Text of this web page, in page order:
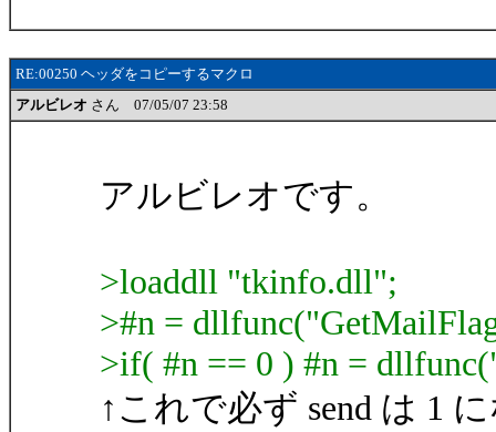
RE:00250 ヘッダをコピーするマクロ
アルビレオ さん 07/05/07 23:58
アルビレオです。
>loaddll "tkinfo.dll";
>#n =
>if( #n == 0 ) #n =
↑これで必ず send は 1